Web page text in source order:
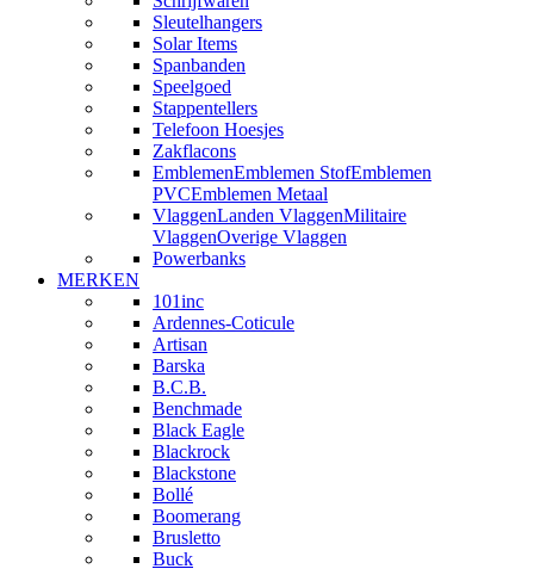
Sleutelhangers
Solar Items
Spanbanden
Speelgoed
Stappentellers
Telefoon Hoesjes
Zakflacons
EmblemenEmblemen StofEmblemen
PVCEmblemen Metaal
VlaggenLanden VlaggenMilitaire
VlaggenOverige Vlaggen
Powerbanks
MERKEN
101inc
Ardennes-Coticule
Artisan
Barska
B.C.B.
Benchmade
Black Eagle
Blackrock
Blackstone
Bollé
Boomerang
Brusletto
Buck